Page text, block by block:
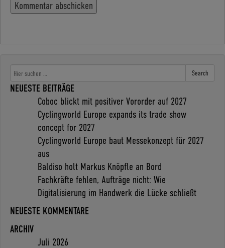
Search
NEUESTE BEITRÄGE
Coboc blickt mit positiver Vororder auf 2027
Cyclingworld Europe expands its trade show
concept for 2027
Cyclingworld Europe baut Messekonzept für 2027
aus
Baldiso holt Markus Knöpfle an Bord
Fachkräfte fehlen, Aufträge nicht: Wie
Digitalisierung im Handwerk die Lücke schließt
NEUESTE KOMMENTARE
ARCHIV
Juli 2026